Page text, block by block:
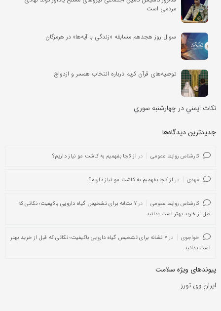
مردمی است
سوال روز هجدهم مسابقه «زندگی با آیه‌ها» در هرمزگان
توصیه‌های قرآن کریم درباره انتخاب همسر و ازدواج
نکات ايمني در چهارشنبه سوري
جدیدترین دیدگاه‌‌ها
کارشناس روابط عمومی در از کجا بفهمیم به کاشت مو نیاز داریم؟
مهدی در از کجا بفهمیم به کاشت مو نیاز داریم؟
کارشناس روابط عمومی در
۷ نشانه برای تشخیص گیاه دارویی باکیفیت؛ نکاتی که
قبل از خرید بهتر است بدانید
خواجوی در
۷ نشانه برای تشخیص گیاه دارویی باکیفیت؛ نکاتی که قبل از خرید بهتر
است بدانید
پیوندهای ویژه سلامت
ایران وی تورز